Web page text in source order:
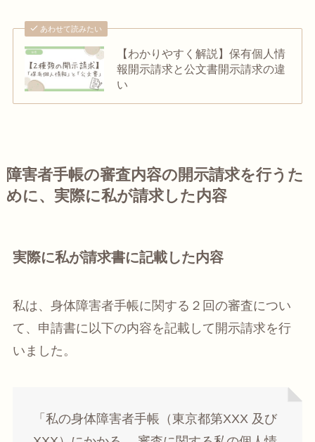
あわせて読みたい
【わかりやすく解説】保有個人情
報開示請求と公文書開示請求の違
い
障害者手帳の審査内容の開示請求を行うた
めに、実際に私が請求した内容
実際に私が請求書に記載した内容
私は、身体障害者手帳に関する２回の審査につい
て、申請書に以下の内容を記載して開示請求を行
いました。
「私の身体障害者手帳（東京都第XXX 及び